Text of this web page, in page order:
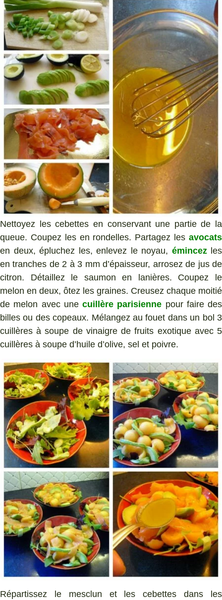
Nettoyez les cebettes en conservant une partie de la
queue. Coupez les en rondelles. Partagez les avocats
en deux, épluchez les, enlevez le noyau, émincezles
en tranches de 2 à 3 mm d’épaisseur, arrosez de jus de
citron. Détaillez le saumon en lanières. Coupez le
melon en deux, ôtez les graines. Creusez chaque moitié
de melon avec une cuillère parisienne pour faire des
billes ou des copeaux. Mélangez au fouet dans un bol 3
cuillères à soupe de vinaigre de fruits exotique avec 5
cuillères à soupe d’huile d’olive, sel et poivre.
Répartissez le mesclun et les cebettes dans les